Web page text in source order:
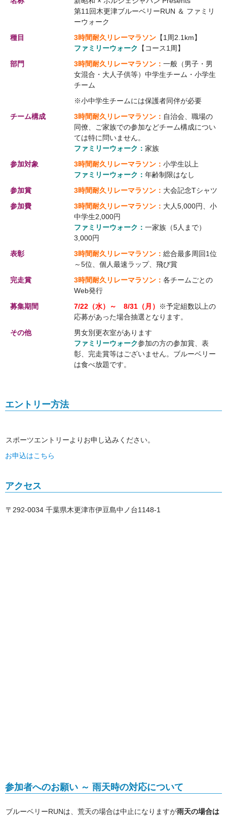
第11回木更津ブルーベリーRUN ＆ ファミリ
ーウォーク
種目
3時間耐久リレーマラソン 【1周2.1km】
ファミリーウォーク
【コース1周】
部門
3時間耐久リレーマラソン： 一般（男子・男
女混合・大人子供等）中学生チーム・小学生
チーム
※小中学生チームには保護者同伴が必要
チーム構成
3時間耐久リレーマラソン： 自治会、職場の
同僚、ご家族での参加などチーム構成につい
ては特に問いません。
ファミリーウォーク： 家族
参加対象
3時間耐久リレーマラソン： 小学生以上
ファミリーウォーク： 年齢制限はなし
参加賞
3時間耐久リレーマラソン： 大会記念Tシャツ
参加費
3時間耐久リレーマラソン： 大人5,000円、小
中学生2,000円
ファミリーウォーク： 一家族（5人まで）
3,000円
表彰
3時間耐久リレーマラソン： 総合最多周回1位
～5位、個人最速ラップ、飛び賞
完走賞
3時間耐久リレーマラソン： 各チームごとの
Web発行
募集期間
7/22（水）～ 8/31（月）
※予定組数以上の
応募があった場合抽選となります。
その他
男女別更衣室があります
ファミリーウォーク参加の方の参加賞、表
彰、完走賞等はございません。ブルーベリー
は食べ放題です。
エントリー方法
スポーツエントリーよりお申し込みください。
お申込はこちら
アクセス
〒292-0034 千葉県木更津市伊豆島中ノ台1148-1
参加者へのお願い ～ 雨天時の対応について
ブルーベリーRUNは、荒天の場合は中止になりますが雨天の場合は